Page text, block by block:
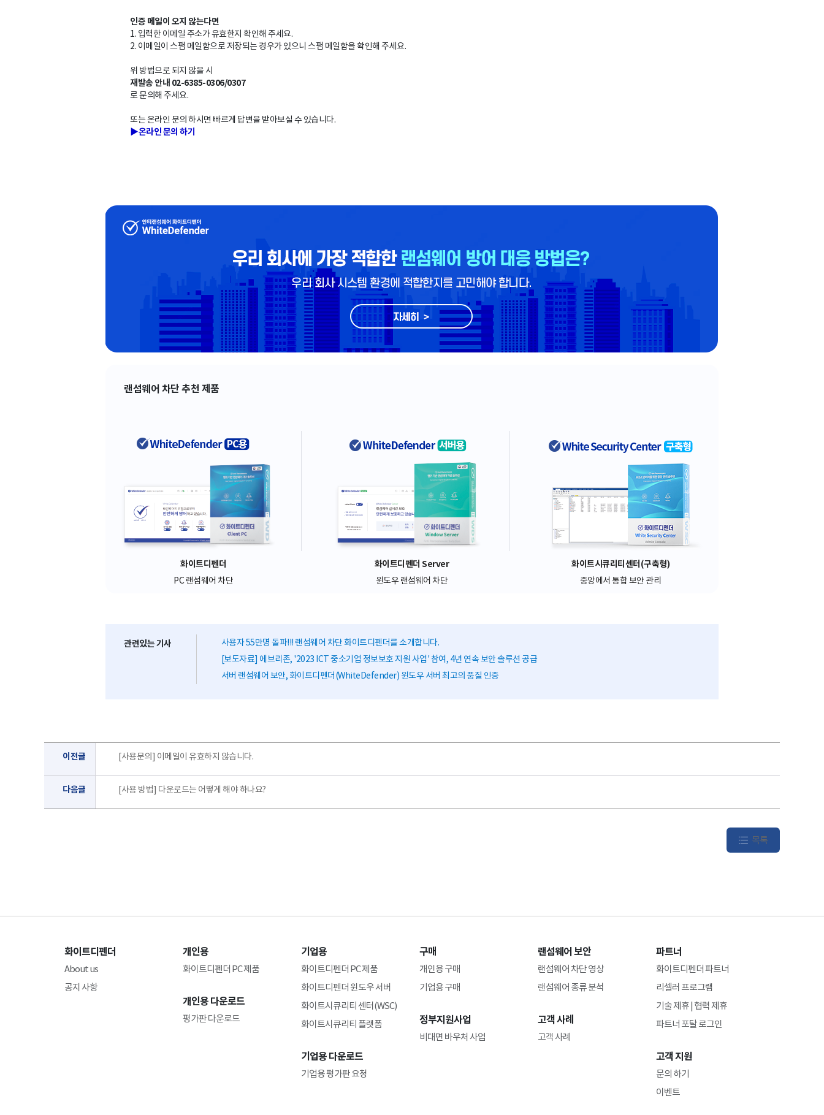
인증 메일이 오지 않는다면
1. 입력한 이메일 주소가 유효한지 확인해 주세요.
2. 이메일이 스팸 메일함으로 저장되는 경우가 있으니 스팸 메일함을 확인해 주세요.
위 방법으로 되지 않을 시
재발송 안내 02-6385-0306/0307
로 문의해 주세요.
또는 온라인 문의 하시면 빠르게 답변을 받아보실 수 있습니다.
▶온라인 문의 하기
랜섬웨어 차단 추천 제품
화이트디펜더
PC 랜섬웨어 차단
화이트디펜더 Server
윈도우 랜섬웨어 차단
화이트시큐리티센터(구축형)
중앙에서 통합 보안 관리
관련있는 기사
사용자 55만명 돌파!!! 랜섬웨어 차단 화이트디펜더를 소개합니다.
[보도자료] 에브리존, '2023 ICT 중소기업 정보보호 지원 사업' 참여, 4년 연속 보안 솔루션 공급
서버 랜섬웨어 보안, 화이트디펜더(WhiteDefender) 윈도우 서버 최고의 품질 인증
이전글 [사용문의] 이메일이 유효하지 않습니다.
다음글 [사용 방법] 다운로드는 어떻게 해야 하나요?
목록
화이트디펜더
About us
공지 사항
개인용
화이트디펜더 PC 제품
개인용 다운로드
평가판 다운로드
기업용
화이트디펜더 PC 제품
화이트디펜더 윈도우 서버
화이트시큐리티 센터(WSC)
화이트시큐리티 플랫폼
기업용 다운로드
기업용 평가판 요청
구매
개인용 구매
기업용 구매
정부지원사업
비대면 바우처 사업
랜섬웨어 보안
랜섬웨어 차단 영상
랜섬웨어 종류 분석
고객 사례
고객 사례
파트너
화이트디펜더 파트너
리셀러 프로그램
기술 제휴 | 협력 제휴
파트너 포탈 로그인
고객 지원
문의 하기
이벤트